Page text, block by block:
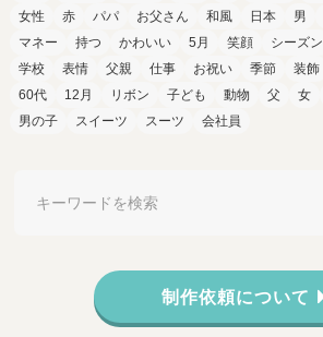
女性
赤 パパ お父さん 和風 日本 男
マネー
持つ かわいい 5月 笑顔 シーズン
学校
表情 父親 仕事 お祝い 季節 装飾
60代
12月 リボン 子ども 動物 父 女
男の子
スイーツ スーツ 会社員
制作依頼について